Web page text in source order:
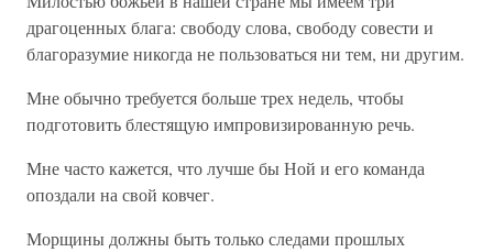
драгоценных блага: свободу слова, свободу совести и
благоразумие никогда не пользоваться ни тем, ни другим.
Мне обычно требуется больше трех недель, чтобы
подготовить блестящую импровизированную речь.
Мне часто кажется, что лучше бы Ной и его команда
опоздали на свой ковчег.
Морщины должны быть только следами прошлых